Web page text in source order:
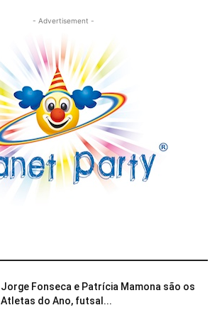
- Advertisement -
Jorge Fonseca e Patrícia Mamona são os
Atletas do Ano, futsal...